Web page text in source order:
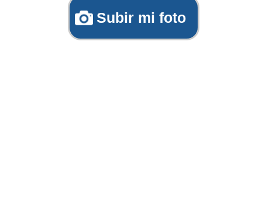
Subir mi foto